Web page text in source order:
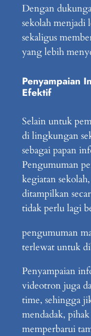
Dengan
sekolah menjadi
sekaligus
yang lebih
Penyampaian
Efektif
Selain untuk
di lingkungan
sebagai papan
Pengumuman
kegiatan
ditampilkan
tidak perlu lagi
pengumuman
terlewat untuk
Penyampaian
videotron juga
time, sehingga
mendadak,
memperbarui